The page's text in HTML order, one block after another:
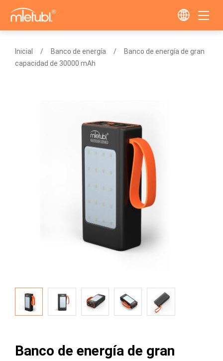
Inicial Banco de energía
Banco de energía de gran
capacidad de 30000 mAh
Banco de energía de gran